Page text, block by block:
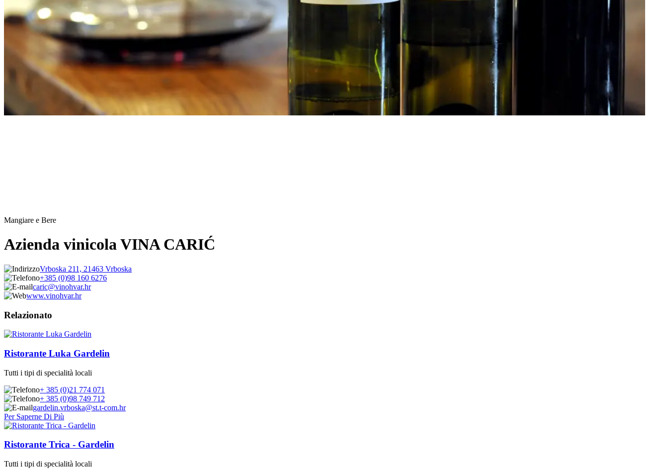
Mangiare e Bere
Azienda vinicola VINA CARIĆ
Vrboska 211, 21463 Vrboska
+385 (0)98 160 6276
caric@vinohvar.hr
www.vinohvar.hr
Relazionato
Ristorante Luka Gardelin
Tutti i tipi di specialità locali
+ 385 (0)21 774 071
+ 385 (0)98 749 712
gardelin.vrboska@st.t-com.hr
Per Saperne Di Più
Ristorante Trica - Gardelin
Tutti i tipi di specialità locali